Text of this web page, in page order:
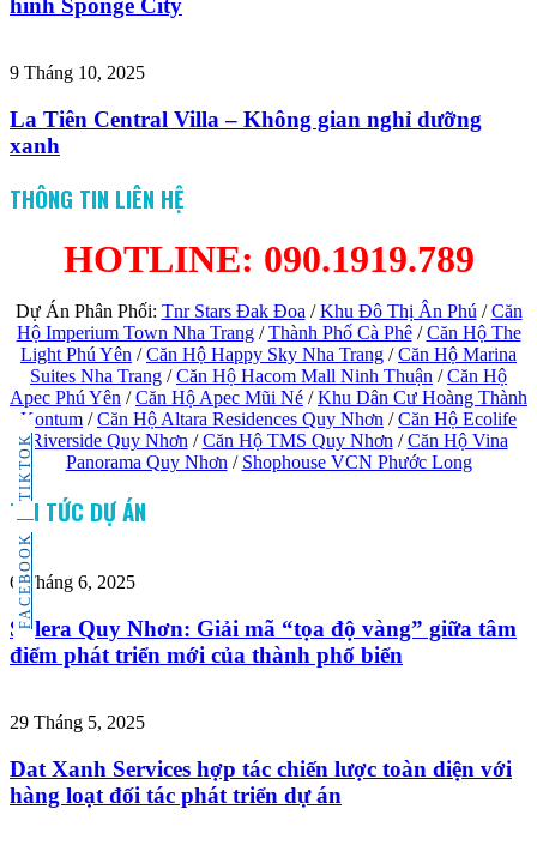
FACEBOOK
TIKTOK
9 Tháng 10, 2025
La Tiên Central Villa – Không gian nghỉ dưỡng
xanh
THÔNG TIN LIÊN HỆ
HOTLINE: 090.1919.789
Dự Án Phân Phối: Tnr Stars Đak Đoa /Khu Đô Thị Ân Phú /Căn
Hộ Imperium Town Nha Trang/Thành Phố Cà Phê/Căn Hộ The
Light Phú Yên /Căn Hộ Happy Sky Nha Trang /Căn Hộ Marina
Suites Nha Trang /Căn Hộ Hacom Mall Ninh Thuận /Căn Hộ
Apec Phú Yên /Căn Hộ Apec Mũi Né /Khu Dân Cư Hoàng Thành
Kontum /Căn Hộ Altara Residences Quy Nhơn /Căn Hộ Ecolife
Riverside Quy Nhơn /Căn Hộ TMS Quy Nhơn /Căn Hộ Vina
Panorama Quy Nhơn / Shophouse VCN Phước Long
TIN TỨC DỰ ÁN
6 Tháng 6, 2025
Solera Quy Nhơn: Giải mã “tọa độ vàng” giữa tâm
điểm phát triển mới của thành phố biển
29 Tháng 5, 2025
Dat Xanh Services hợp tác chiến lược toàn diện với
hàng loạt đối tác phát triển dự án